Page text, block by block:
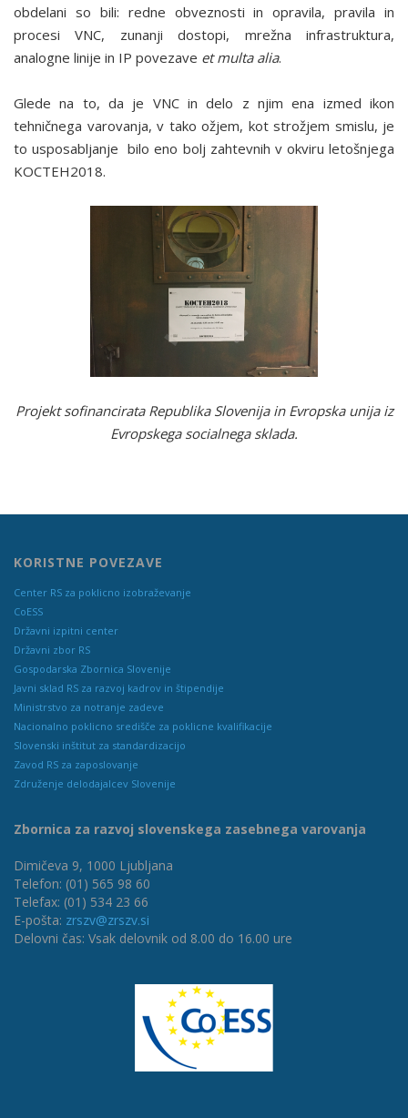
obdelani so bili: redne obveznosti in opravila, pravila in
procesi VNC, zunanji dostopi, mrežna infrastruktura,
analogne linije in IP povezave et multa alia.
Glede na to, da je VNC in delo z njim ena izmed ikon
tehničnega varovanja, v tako ožjem, kot strožjem smislu, je
to usposabljanje bilo eno bolj zahtevnih v okviru letošnjega
KOCTEH2018.
Projekt sofinancirata Republika Slovenija in Evropska unija iz
Evropskega socialnega sklada.
KORISTNE POVEZAVE
Center RS za poklicno izobraževanje
CoESS
Državni izpitni center
Državni zbor RS
Gospodarska Zbornica Slovenije
Javni sklad RS za razvoj kadrov in štipendije
Ministrstvo za notranje zadeve
Nacionalno poklicno središče za poklicne kvalifikacije
Slovenski inštitut za standardizacijo
Zavod RS za zaposlovanje
Združenje delodajalcev Slovenije
Zbornica za razvoj slovenskega zasebnega varovanja
Dimičeva 9, 1000 Ljubljana
Telefon: (01) 565 98 60
Telefax: (01) 534 23 66
E-pošta: zrszv@zrszv.si
Delovni čas: Vsak delovnik od 8.00 do 16.00 ure